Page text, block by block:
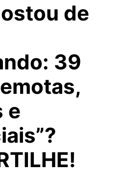
de
39
e